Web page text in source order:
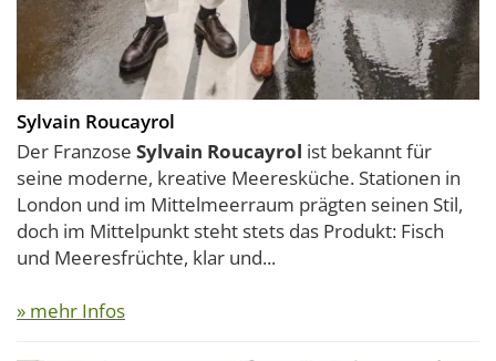
Sylvain Roucayrol
Der Franzose Sylvain Roucayrol ist bekannt für
seine moderne, kreative Meeresküche. Stationen in
London und im Mittelmeerraum prägten seinen Stil,
doch im Mittelpunkt steht stets das Produkt: Fisch
und Meeresfrüchte, klar und...
» mehr Infos